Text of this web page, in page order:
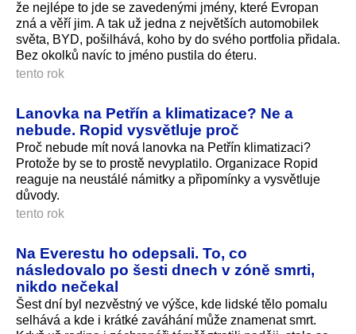
že nejlépe to jde se zavedenými jmény, které Evropan
zná a věří jim. A tak už jedna z největších automobilek
světa, BYD, pošilhává, koho by do svého portfolia přidala.
Bez okolků navíc to jméno pustila do éteru.
tento rok
Lanovka na Petřín a klimatizace? Ne a
nebude. Ropid vysvětluje proč
Proč nebude mít nová lanovka na Petřín klimatizaci?
Protože by se to prostě nevyplatilo. Organizace Ropid
reaguje na neustálé námitky a připomínky a vysvětluje
důvody.
tento rok
Na Everestu ho odepsali. To, co
následovalo po šesti dnech v zóně smrti,
nikdo nečekal
Šest dní byl nezvěstný ve výšce, kde lidské tělo pomalu
selhává a kde i krátké zaváhání může znamenat smrt.